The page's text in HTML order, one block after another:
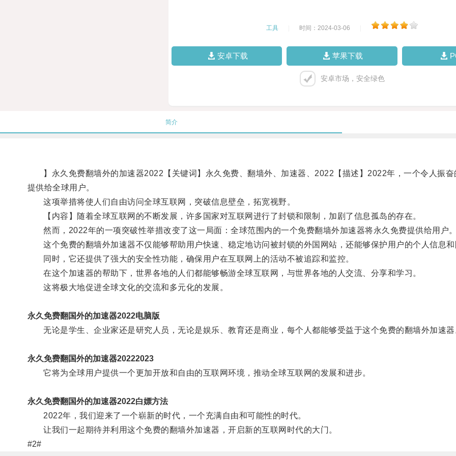
工具 时间：2024-03-06
安卓下载 苹果下载
安卓市场，安全绿色
简介
】永久免费翻墙外的加速器2022【关键词】永久免费、翻墙外、加速器、2022【描述】2022年，一个令人振奋
提供给全球用户。
这项举措将使人们自由访问全球互联网，突破信息壁垒，拓宽视野。
【内容】随着全球互联网的不断发展，许多国家对互联网进行了封锁和限制，加剧了信息孤岛的存在。
然而，2022年的一项突破性举措改变了这一局面：全球范围内的一个免费翻墙外加速器将永久免费提供给用户。
这个免费的翻墙外加速器不仅能够帮助用户快速、稳定地访问被封锁的外国网站，还能够保护用户的个人信息和
同时，它还提供了强大的安全性功能，确保用户在互联网上的活动不被追踪和监控。
在这个加速器的帮助下，世界各地的人们都能够畅游全球互联网，与世界各地的人交流、分享和学习。
这将极大地促进全球文化的交流和多元化的发展。
永久免费翻国外的加速器2022电脑版
无论是学生、企业家还是研究人员，无论是娱乐、教育还是商业，每个人都能够受益于这个免费的翻墙外加速器
永久免费翻国外的加速器20222023
它将为全球用户提供一个更加开放和自由的互联网环境，推动全球互联网的发展和进步。
永久免费翻国外的加速器2022白嫖方法
2022年，我们迎来了一个崭新的时代，一个充满自由和可能性的时代。
让我们一起期待并利用这个免费的翻墙外加速器，开启新的互联网时代的大门。
#2#